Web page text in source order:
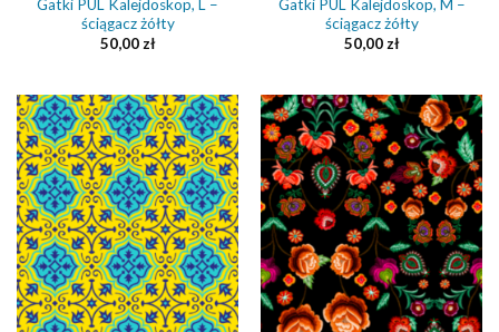
Gatki PUL Kalejdoskop, L –
ściągacz żółty
50,00zł
Gatki PUL Kalejdoskop, M –
ściągacz żółty
50,00zł